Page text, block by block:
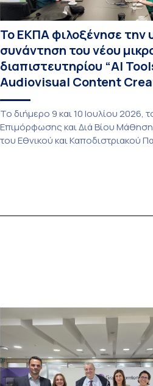
Το ΕΚΠΑ φιλοξένησε την
συνάντηση του νέου
διαπιστευτηρίου “AI
Audiovisual Content
Το διήμερο 9 και 10 Ιουλίου 2026,
Επιμόρφωσης και Διά Βίου
του Εθνικού και Καποδιστριακού